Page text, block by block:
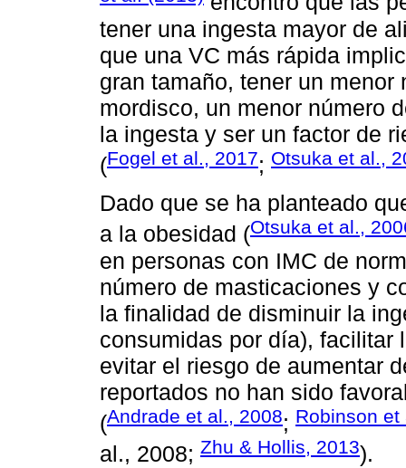
tener una ingesta mayor de
que una VC más rápida
gran tamaño, tener un
mordisco, un menor número
la ingesta y ser un factor de
(Fogel et al., 2017; Otsuka et al.,
Dado que se ha planteado
a la obesidad (Otsuka et al.,
en personas con IMC de
número de masticaciones y
la finalidad de disminuir la
consumidas por día), facilitar
evitar el riesgo de aumentar
reportados no han sido
(Andrade et al., 2008; Robinson et
al., 2008; Zhu & Hollis, 2013).